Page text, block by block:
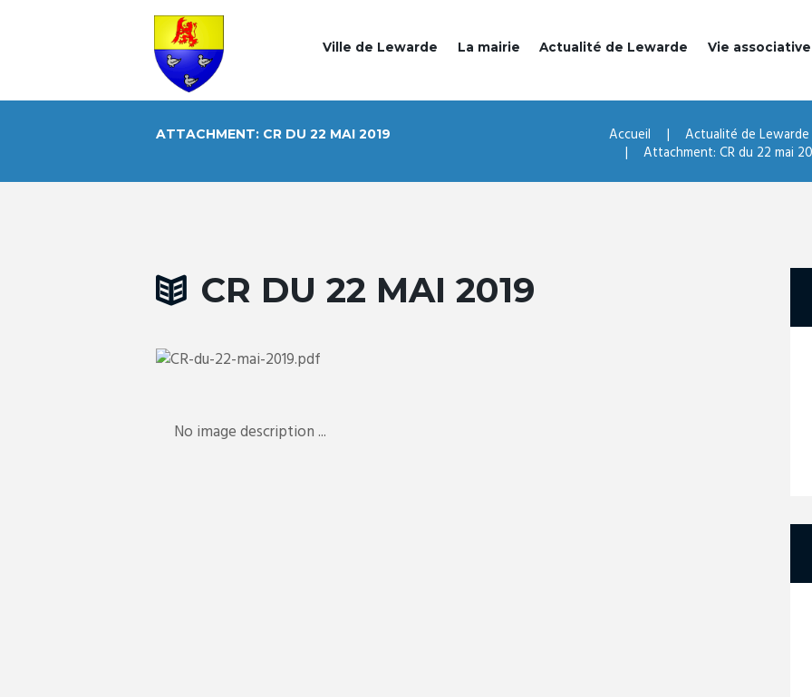
Ville de Lewarde La mairie Actualité de Lewarde Vie associative
ATTACHMENT: CR DU 22 MAI 2019 Accueil Actualité de Lewarde
Attachment: CR du 22 mai
CR DU 22 MAI 2019
No image description ...